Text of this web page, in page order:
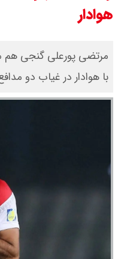
+
۱۴۰۵ / شاخص افزایشی شد + تحلیل
هوادار
مرتضی پورعلی گنجی هم
با هوادار در غیاب دو